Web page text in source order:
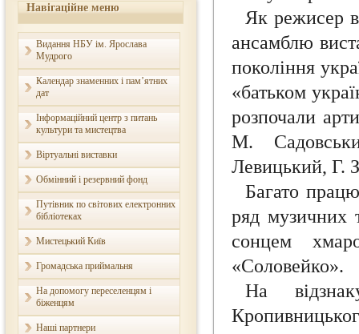
Навігаційне меню
Видання НБУ ім. Ярослава
Мудрого
Календар знаменних і пам’ятних
дат
Інформаційний центр з питань
культури та мистецтва
Віртуальні виставки
Обмінний і резервний фонд
Путівник по світових електронних
бібліотеках
Мистецький Київ
Громадська приймальня
На допомогу переселенцям і
біженцям
Наші партнери
Як режисер
ансамблю
покоління
«батьком
розпочали
М.
Левицький, Г.
Багато
ряд музичних
сонцем
«Соловейко».
На